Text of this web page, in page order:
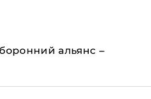
альянс –